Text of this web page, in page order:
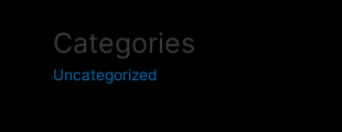
Categories
Uncategorized